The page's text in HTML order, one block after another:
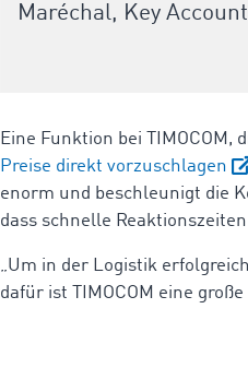
Maréchal, Key
Eine Funktion bei TIMOCOM,
Preise direkt vorzuschlagen
enorm und beschleunigt die
dass schnelle
„Um in der Logistik
dafür ist TIMOCOM eine